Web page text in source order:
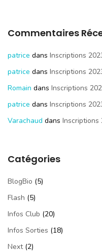
Commentaires
patrice dans Inscriptions
patrice dans Inscriptions
Romain dans Inscriptions
patrice dans Inscriptions
Varachaud dans Inscriptions
Catégories
BlogBio (5)
Flash (5)
Infos Club (20)
Infos Sorties (18)
Next(2)